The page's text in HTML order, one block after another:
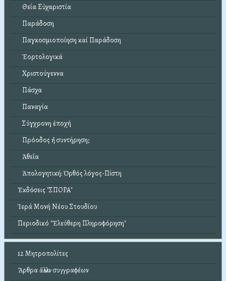
Θεία Εὐχαριστία
Παράδοση
Παγκοσμιοποίηση καί Παράδοση
Ἑορτολογικά
Χριστούγεννα
Πάσχα
Παναγία
Σύγχρονη ἐποχή
Πρόοδος ἤ συντήρηση;
Ἀθεΐα
Ἀπολογητική: Ὀρθός λόγος-Πίστη
Ἐκδόσεις "ΣΠΟΡΑ"
Ἱερά Μονή Νέου Στουδίου
Περιοδικό "Ἐλεύθερη Πληροφόρηση"
12 Μητροπολίτες
Ἄρθρα ἄλλων συγγραφέων